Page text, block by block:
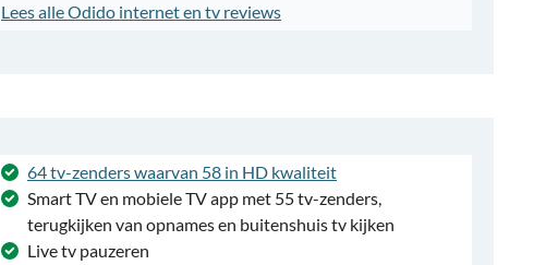
Lees alle Odido internet en tv reviews
64 tv-zenders waarvan 58 in HD kwaliteit
Smart TV en mobiele TV app met 55 tv-zenders,
terugkijken van opnames en buitenshuis tv kijken
Live tv pauzeren